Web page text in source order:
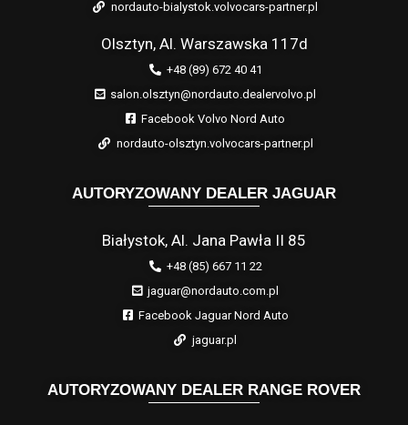
nordauto-bialystok.volvocars-partner.pl
Olsztyn, Al. Warszawska 117d
+48 (89) 672 40 41
salon.olsztyn@nordauto.dealervolvo.pl
Facebook Volvo Nord Auto
nordauto-olsztyn.volvocars-partner.pl
AUTORYZOWANY DEALER JAGUAR
Białystok, Al. Jana Pawła II 85
+48 (85) 667 11 22
jaguar@nordauto.com.pl
Facebook Jaguar Nord Auto
jaguar.pl
AUTORYZOWANY DEALER RANGE ROVER